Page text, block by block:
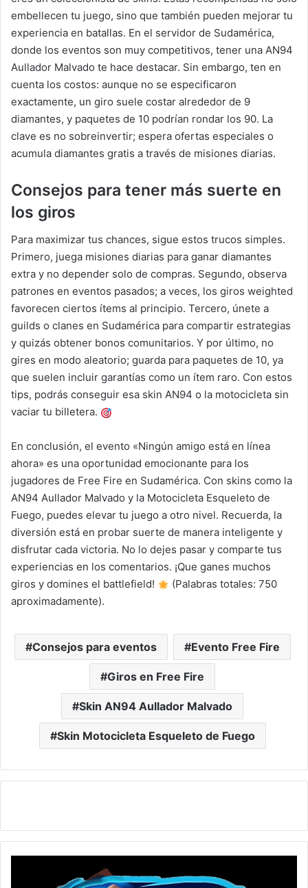
embellecen tu juego, sino que también pueden mejorar tu
experiencia en batallas. En el servidor de Sudamérica,
donde los eventos son muy competitivos, tener una AN94
Aullador Malvado te hace destacar. Sin embargo, ten en
cuenta los costos: aunque no se especificaron
exactamente, un giro suele costar alrededor de 9
diamantes, y paquetes de 10 podrían rondar los 90. La
clave es no sobreinvertir; espera ofertas especiales o
acumula diamantes gratis a través de misiones diarias.
Consejos para tener más suerte en
los giros
Para maximizar tus chances, sigue estos trucos simples.
Primero, juega misiones diarias para ganar diamantes
extra y no depender solo de compras. Segundo, observa
patrones en eventos pasados; a veces, los giros weighted
favorecen ciertos ítems al principio. Tercero, únete a
guilds o clanes en Sudamérica para compartir estrategias
y quizás obtener bonos comunitarios. Y por último, no
gires en modo aleatorio; guarda para paquetes de 10, ya
que suelen incluir garantías como un ítem raro. Con estos
tips, podrás conseguir esa skin AN94 o la motocicleta sin
vaciar tu billetera.
En conclusión, el evento «Ningún amigo está en línea
ahora» es una oportunidad emocionante para los
jugadores de Free Fire en Sudamérica. Con skins como la
AN94 Aullador Malvado y la Motocicleta Esqueleto de
Fuego, puedes elevar tu juego a otro nivel. Recuerda, la
diversión está en probar suerte de manera inteligente y
disfrutar cada victoria. No lo dejes pasar y comparte tus
experiencias en los comentarios. ¡Que ganes muchos
giros y domines el battlefield!
(Palabras totales: 750
aproximadamente).
Consejos para eventos Evento Free Fire
Giros en Free Fire
Skin AN94 Aullador Malvado
Skin Motocicleta Esqueleto de Fuego